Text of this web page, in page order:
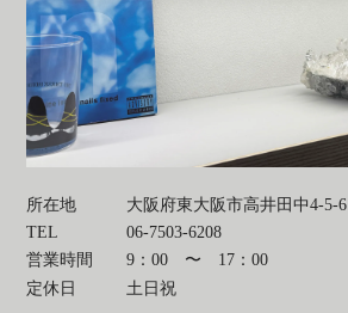
所在地
大阪府東大阪市高井田中4-5-6
TEL
06-7503-6208
営業時間
9：00 〜 17：00
定休日
土日祝